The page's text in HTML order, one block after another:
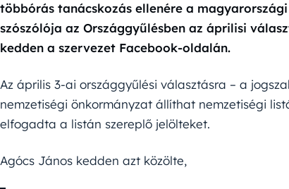
többórás tanácskozás ellenére a
szószólója az Országgyűlésben az áprilisi
kedden a szervezet Facebook-oldalán.
Az április 3-ai országgyűlési választásra – a
nemzetiségi önkormányzat állíthat nemzetiségi
elfogadta a listán szereplő jelölteket.
Agócs János kedden azt közölte,